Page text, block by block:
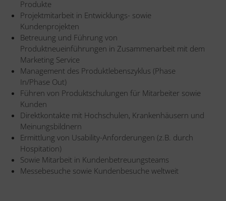
Produkte
Projektmitarbeit in Entwicklungs- sowie
Kundenprojekten
Betreuung und Führung von
Produktneueinführungen in Zusammenarbeit mit dem
Marketing Service
Management des Produktlebenszyklus (Phase
In/Phase Out)
Führen von Produktschulungen für Mitarbeiter sowie
Kunden
Direktkontakte mit Hochschulen, Krankenhäusern und
Meinungsbildnern
Ermittlung von Usability-Anforderungen (z.B. durch
Hospitation)
Sowie Mitarbeit in Kundenbetreuungsteams
Messebesuche sowie Kundenbesuche weltweit